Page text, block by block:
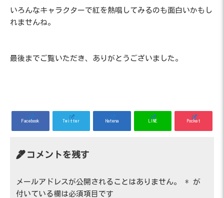
いろんなキャラクターで紅を熱唱してみるのも面白いかもし
れませんね。
最後までご覧いただき、ありがとうございました。
Facebook Twitter Hatena LINE Pocket
コメントを残す
メールアドレスが公開されることはありません。 * が
付いている欄は必須項目です